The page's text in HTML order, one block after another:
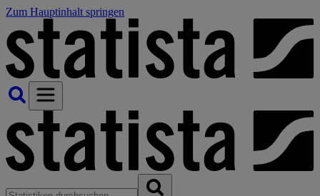
Zum Hauptinhalt springen